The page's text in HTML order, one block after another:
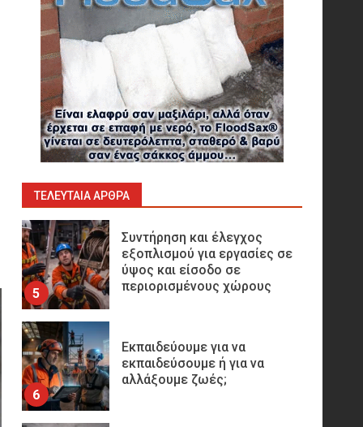
ΤΕΛΕΥΤΑΊΑ ΆΡΘΡΑ
Πυρασφάλεια των
Διυλιστηρίων και τα Διεθνή
Πρότυπα Εκπαίδευσης
4
Επιχειρησιακή Αντιμετώπιση
Πυρκαγιών σε Μονάδες
Υδρογονανθράκων
5
Συντήρηση και έλεγχος
εξοπλισμού για εργασίες σε
ύψος και είσοδο σε
περιορισμένους χώρους
6
Εκπαιδεύουμε για να
εκπαιδεύσουμε ή για να
αλλάξουμε ζωές;